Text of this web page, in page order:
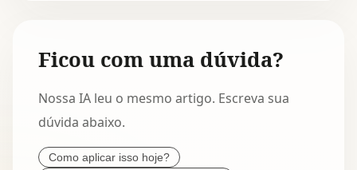
Ficou com uma dúvida?
Nossa IA leu o mesmo artigo. Escreva sua
dúvida abaixo.
Como aplicar isso hoje?